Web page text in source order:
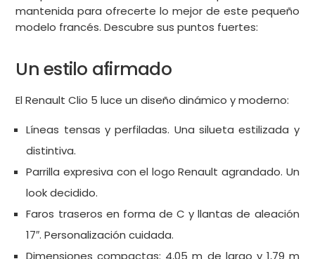
mantenida para ofrecerte lo mejor de este pequeño
modelo francés. Descubre sus puntos fuertes:
Un estilo afirmado
El Renault Clio 5 luce un diseño dinámico y moderno:
Líneas tensas y perfiladas. Una silueta estilizada y
distintiva.
Parrilla expresiva con el logo Renault agrandado. Un
look decidido.
Faros traseros en forma de C y llantas de aleación
17″. Personalización cuidada.
Dimensiones compactas: 4,05 m de largo y 1,79 m